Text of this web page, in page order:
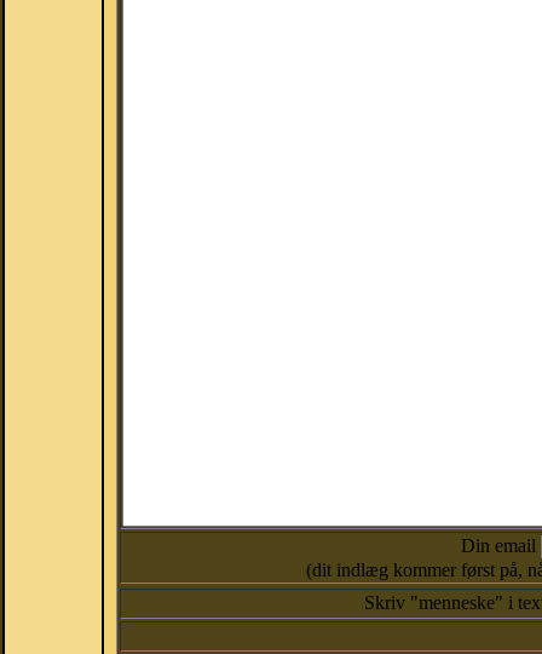
Din email
(dit indlæg kommer først på,
Skriv "menneske" i